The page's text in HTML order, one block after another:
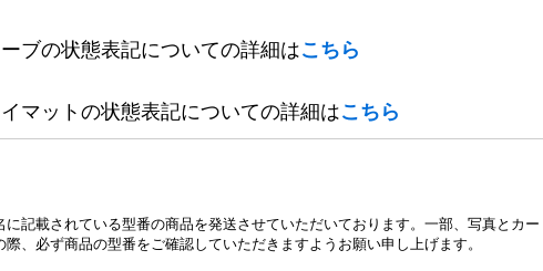
ブの状態表記についての詳細はこちら
マットの状態表記についての詳細はこちら
記載されている型番の商品を発送させていただいております。一部、写真とカ
際、必ず商品の型番をご確認していただきますようお願い申し上げます。